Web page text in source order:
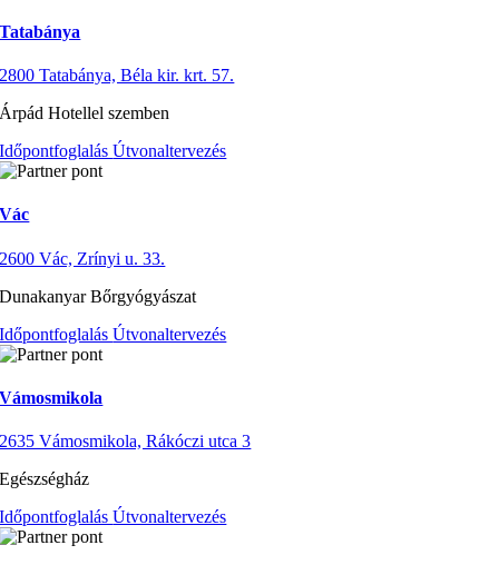
Tatabánya
2800 Tatabánya, Béla kir. krt. 57.
Árpád Hotellel szemben
IdőpontfoglalásÚtvonaltervezés
Vác
2600 Vác, Zrínyi u. 33.
Dunakanyar Bőrgyógyászat
IdőpontfoglalásÚtvonaltervezés
Vámosmikola
2635 Vámosmikola, Rákóczi utca 3
Egészségház
IdőpontfoglalásÚtvonaltervezés